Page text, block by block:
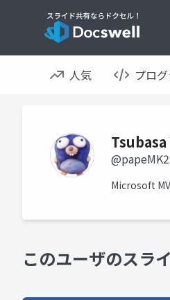
人気 プロ
@papeMK2
Microsoft
このユーザのスラ